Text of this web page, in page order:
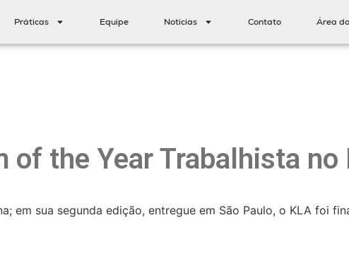
Práticas Equipe Notícias Contato Área
of the Year Trabalhista
em sua segunda edição, entregue em São Paulo, o KLA foi